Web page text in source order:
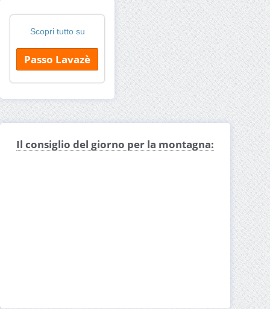
Scopri tutto su
Passo Lavazè
Il consiglio del giorno per la montagna: